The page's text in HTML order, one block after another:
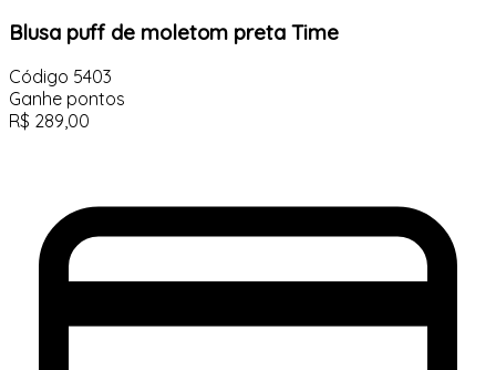
Blusa puff de moletom preta Time
Código 5403
Ganhe pontos
R$ 289,00